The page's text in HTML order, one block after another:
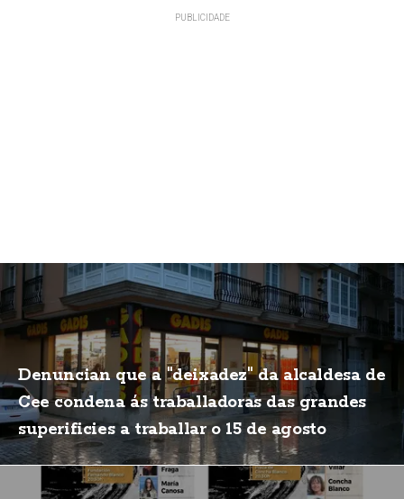
Denuncian que a "deixadez" da alcaldesa de
Cee condena ás traballadoras das grandes
superificies a traballar o 15 de agosto